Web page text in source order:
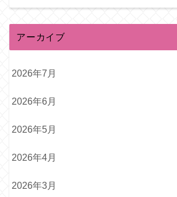
アーカイブ
2026年7月
2026年6月
2026年5月
2026年4月
2026年3月